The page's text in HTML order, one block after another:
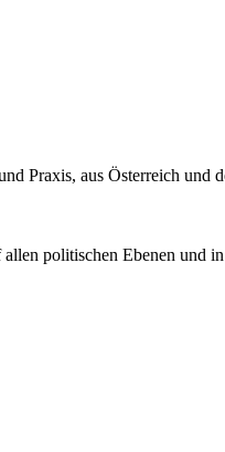
Praxis, aus Österreich und
politischen Ebenen und